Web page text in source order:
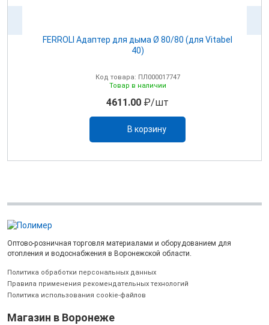
FERROLI Адаптер для дыма Ø 80/80 (для Vitabel
40)
Код товара: ПЛ000017747
Товар в наличии
4611.00 ₽/шт
В корзину
Оптово-розничная торговля материалами и оборудованием для
отопления и водоснабжения в Воронежской области.
Политика обработки персональных данных
Правила применения рекомендательных технологий
Политика использования cookie-файлов
Магазин в Воронеже